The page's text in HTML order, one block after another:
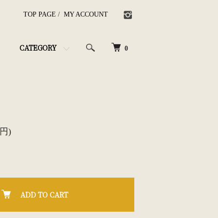
0
CATEGORY
TOP PAGE / MY ACCOUNT
)
ADD TO CART